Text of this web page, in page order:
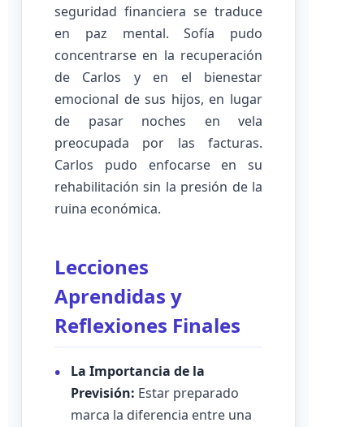
seguridad financiera se traduce
en paz mental. Sofía pudo
concentrarse en la recuperación
de Carlos y en el bienestar
emocional de sus hijos, en lugar
de pasar noches en vela
preocupada por las facturas.
Carlos pudo enfocarse en su
rehabilitación sin la presión de la
ruina económica.
Lecciones
Aprendidas y
Reflexiones Finales
La Importancia de la
Previsión: Estar preparado
marca la diferencia entre una